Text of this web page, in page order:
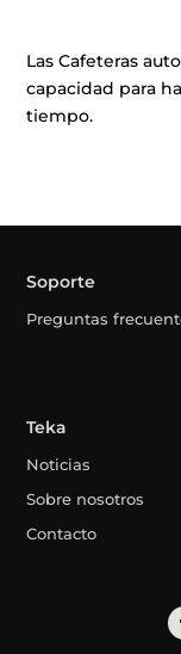
Las Cafeteras
capacidad para
tiempo.
Soporte
Preguntas
Teka
Noticias
Sobre nosotros
Contacto